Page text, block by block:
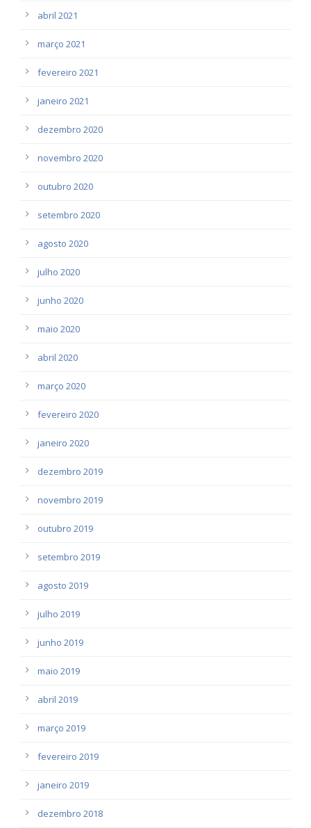
abril 2021
março 2021
fevereiro 2021
janeiro 2021
dezembro 2020
novembro 2020
outubro 2020
setembro 2020
agosto 2020
julho 2020
junho 2020
maio 2020
abril 2020
março 2020
fevereiro 2020
janeiro 2020
dezembro 2019
novembro 2019
outubro 2019
setembro 2019
agosto 2019
julho 2019
junho 2019
maio 2019
abril 2019
março 2019
fevereiro 2019
janeiro 2019
dezembro 2018